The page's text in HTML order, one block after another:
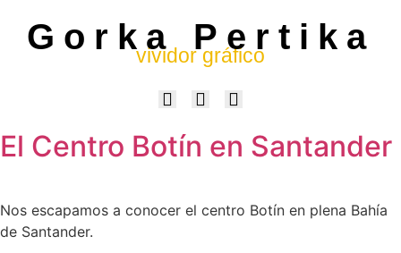
Gorka Pertika
vividor gráfico
El Centro Botín en Santander
Nos escapamos a conocer el centro Botín en plena Bahía
de Santander.